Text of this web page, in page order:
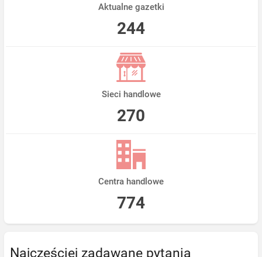
Aktualne gazetki
244
Sieci handlowe
270
Centra handlowe
774
Najczęściej zadawane pytania